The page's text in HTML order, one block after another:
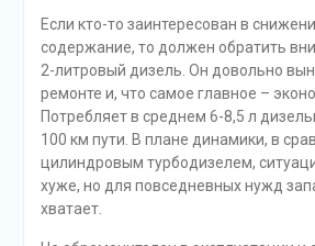
Если кто-то заинтересован в
содержание, то должен обратить
2-литровый дизель. Он довольно
ремонте и, что самое главное –
Потребляет в среднем 6-8,5 л
100 км пути. В плане динамики, в
цилиндровым турбодизелем,
хуже, но для повседневных нужд
хватает.